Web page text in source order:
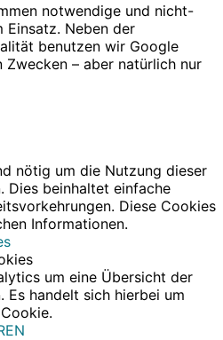
notwendige und nicht-
Einsatz. Neben der
benutzen wir Google
– aber natürlich nur
nötig um die Nutzung dieser
Dies beinhaltet einfache
Diese Cookies
Informationen.
um eine Übersicht der
Es handelt sich hierbei um